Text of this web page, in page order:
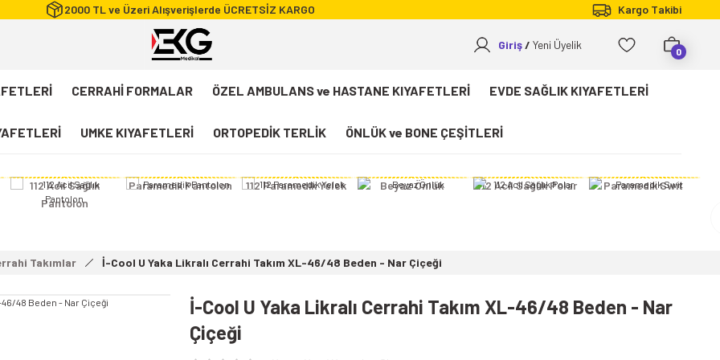
2000 TL ve Üzeri Alışverişlerde ÜCRETSİZ KARGO Kargo Takibi
Giriş Yeni Üyelik
0
CERRAHİ FORMALAR ÖZEL AMBULANS ve HASTANE KIYAFETLERİ EVDE SAĞLIK KIYAFETLERİ
UMKE KIYAFETLERİ ORTOPEDİK TERLİK ÖNLÜK ve BONE ÇEŞİTLERİ
112 Acil Sağlık
Pantolon
Paramedik Pantolon 112 Paramedik Yelek Beyaz Önlük 112 Acil Sağlık Polar Paramedik Swit
Takımlar İ-Cool U Yaka Likralı Cerrahi Takım XL-46/48 Beden - Nar Çiçeği
İ-Cool U Yaka Likralı Cerrahi Takım XL-46/48 Beden - Nar
Çiçeği